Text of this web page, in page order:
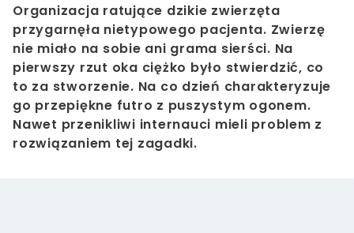
Organizacja ratujące dzikie zwierzęta
przygarnęła nietypowego pacjenta. Zwierzę
nie miało na sobie ani grama sierści. Na
pierwszy rzut oka ciężko było stwierdzić, co
to za stworzenie. Na co dzień charakteryzuje
go przepiękne futro z puszystym ogonem.
Nawet przenikliwi internauci mieli problem z
rozwiązaniem tej zagadki.